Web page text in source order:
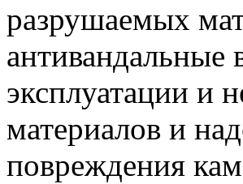
разрушаемых
эксплуатации и
материалов и
повреждения